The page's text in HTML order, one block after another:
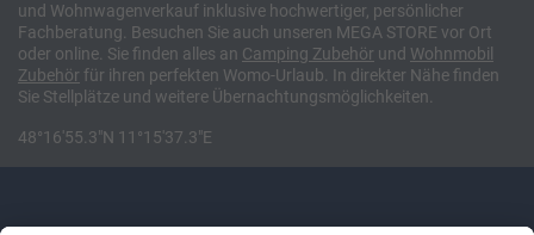
und Wohnwagenverkauf inklusive hochwertiger, persönlicher
Fachberatung. Besuchen Sie auch unseren MEGA STORE vor Ort
oder online. Sie finden alles an Camping Zubehör und Wohnmobil
Zubehör für ihren perfekten Womo-Urlaub. In direkter Nähe finden
Sie Stellplätze und weitere Übernachtungsmöglichkeiten.
48°16'55.3"N 11°15'37.3"E